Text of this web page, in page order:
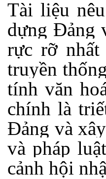
Tài liệu
dựng Đảng
rực rỡ nhất
truyền
tính văn
chính là
Đảng và
và pháp
cảnh hội